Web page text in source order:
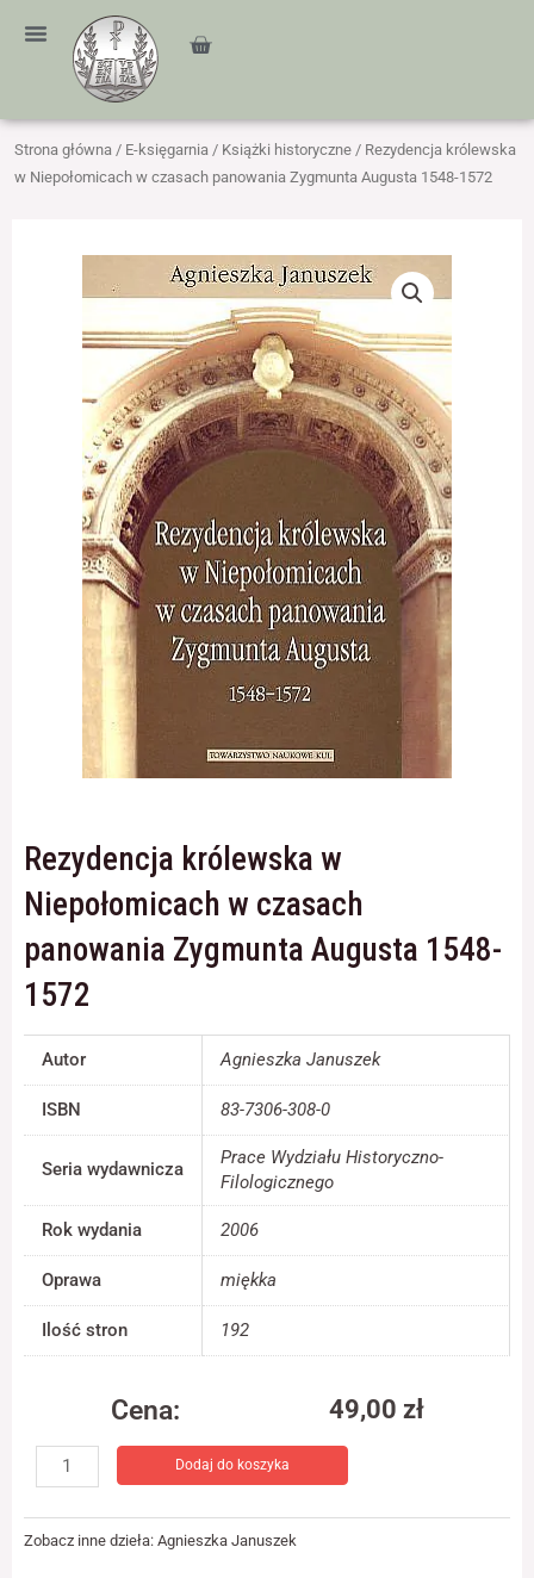
treści
Cart
Strona główna / E-księgarnia / Książki historyczne / Rezydencja królewska
w Niepołomicach w czasach panowania Zygmunta Augusta 1548-1572
Rezydencja królewska w
Niepołomicach w czasach
panowania Zygmunta Augusta 1548-
1572
Autor Agnieszka Januszek
ISBN 83-7306-308-0
Seria wydawnicza
Prace Wydziału Historyczno-
Filologicznego
Rok wydania 2006
Oprawa miękka
Ilość stron 192
Cena: 49,00 zł
ilość
Rezydencja
w
Niepołomicach
Dodaj do koszyka
Zobacz inne dzieła: Agnieszka Januszek
Konieczne
Te pliki cookie
nie są
opcjonalne. Są
one potrzebne
do
funkcjonowania
Statystyka
Abyśmy mogli
poprawić
funkcjonalność
tego, jak strona
jest używana.
Doświadczenie
Aby nasza strona
internetowa
najlepiej podczas
funkcje znikną ze
internetowej.
Marketing
swoje